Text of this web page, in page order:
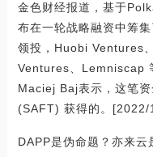
金色财经报道，基于
布在一轮战略融资中筹
领投，Huobi Ventures
Ventures、Lemniscap
Maciej Baj表示，这笔
(SAFT) 获得的。
DAPP是伪命题？亦来云